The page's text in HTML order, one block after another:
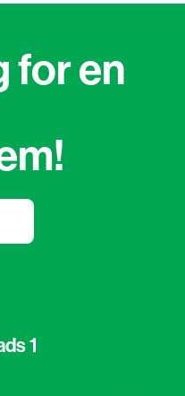
1
for en